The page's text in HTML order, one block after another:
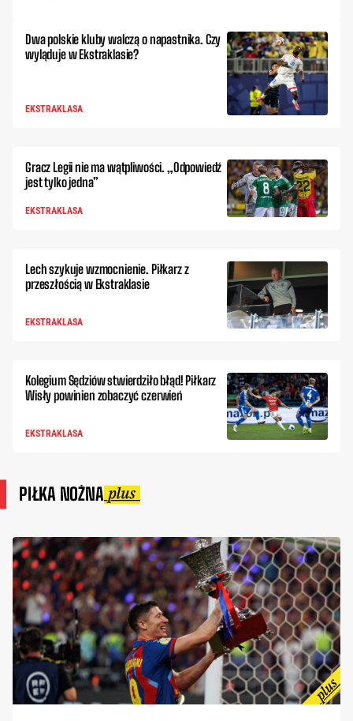
Dwa polskie kluby walczą o napastnika. Czy
wyląduje w Ekstraklasie?
EKSTRAKLASA
Gracz Legii nie ma wątpliwości. „Odpowiedź
jest tylko jedna”
EKSTRAKLASA
Lech szykuje wzmocnienie. Piłkarz z
przeszłością w Ekstraklasie
EKSTRAKLASA
Kolegium Sędziów stwierdziło błąd! Piłkarz
Wisły powinien zobaczyć czerwień
EKSTRAKLASA
PIŁKA NOŻNA